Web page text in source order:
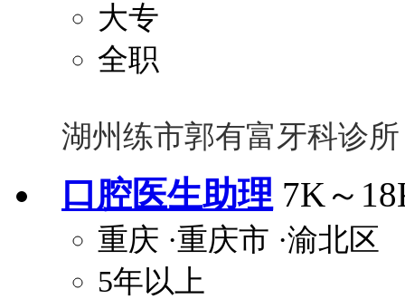
大专
全职
湖州练市郭有富牙科诊所
口腔医生助理 7K～
重庆 ·重庆市 ·渝北区
5年以上